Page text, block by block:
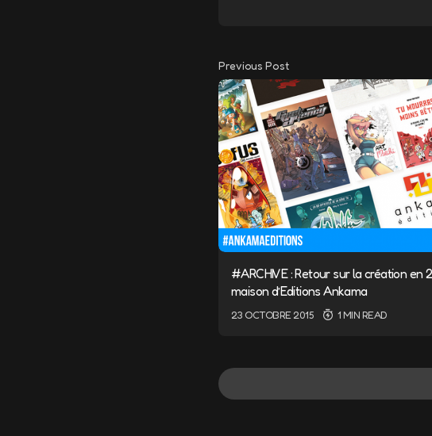
Previous Post
#ARCHIVE : Retour sur la création en
maison d’Editions Ankama
23 OCTOBRE 2015 1 MIN READ